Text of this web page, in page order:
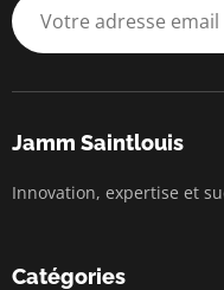
Jamm Saintlouis
Innovation, expertise et
Catégories